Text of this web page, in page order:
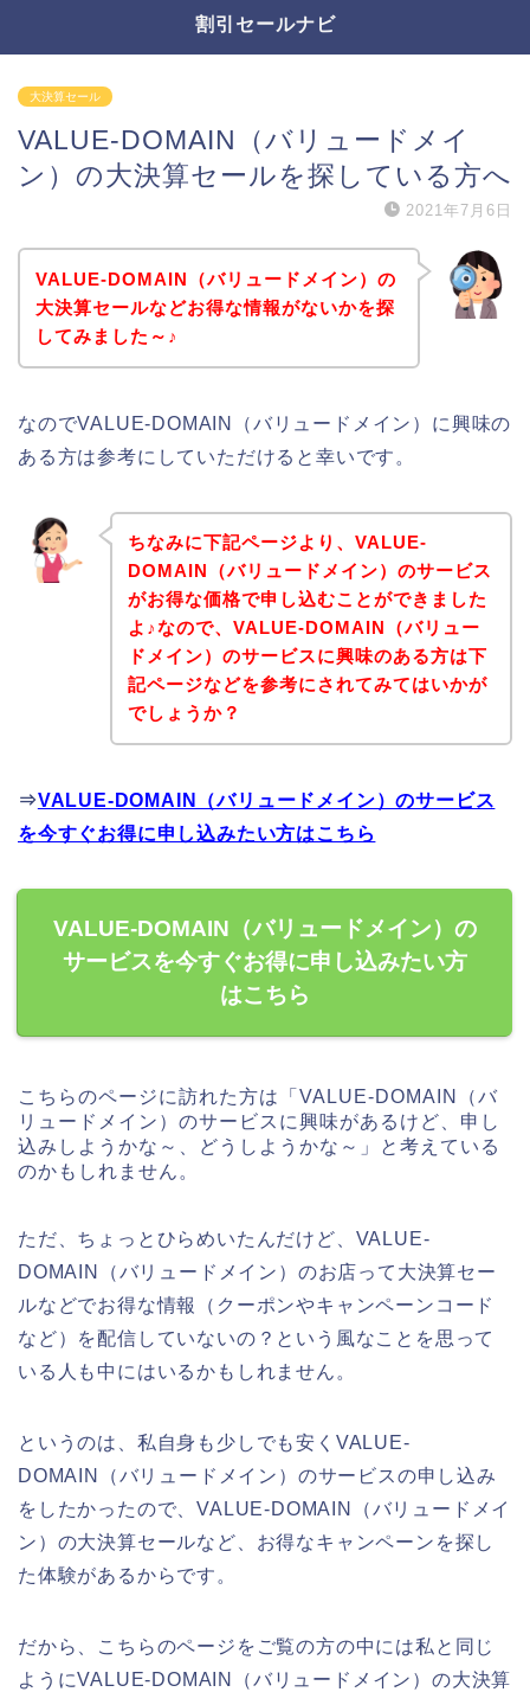
割引セールナビ
大決算セール
VALUE-DOMAIN（バリュードメイ
ン）の大決算セールを探している方へ
2021年7月6日
VALUE-DOMAIN（バリュードメイン）の
大決算セールなどお得な情報がないかを探
してみました～♪
なのでVALUE-DOMAIN（バリュードメイン）に興味の
ある方は参考にしていただけると幸いです。
ちなみに下記ページより、VALUE-
DOMAIN（バリュードメイン）のサービス
がお得な価格で申し込むことができました
よ♪なので、VALUE-DOMAIN（バリュー
ドメイン）のサービスに興味のある方は下
記ページなどを参考にされてみてはいかが
でしょうか？
⇒VALUE-DOMAIN（バリュードメイン）のサービス
を今すぐお得に申し込みたい方はこちら
VALUE-DOMAIN（バリュードメイン）の
サービスを今すぐお得に申し込みたい方
はこちら
こちらのページに訪れた方は「VALUE-DOMAIN（バ
リュードメイン）のサービスに興味があるけど、申し
込みしようかな～、どうしようかな～」と考えている
のかもしれません。
ただ、ちょっとひらめいたんだけど、VALUE-
DOMAIN（バリュードメイン）のお店って大決算セー
ルなどでお得な情報（クーポンやキャンペーンコード
など）を配信していないの？という風なことを思って
いる人も中にはいるかもしれません。
というのは、私自身も少しでも安くVALUE-
DOMAIN（バリュードメイン）のサービスの申し込み
をしたかったので、VALUE-DOMAIN（バリュードメイ
ン）の大決算セールなど、お得なキャンペーンを探し
た体験があるからです。
だから、こちらのページをご覧の方の中には私と同じ
ようにVALUE-DOMAIN（バリュードメイン）の大決算